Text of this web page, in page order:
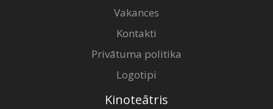
Vakances
Kontakti
Privātuma politika
Logotipi
Kinoteātris